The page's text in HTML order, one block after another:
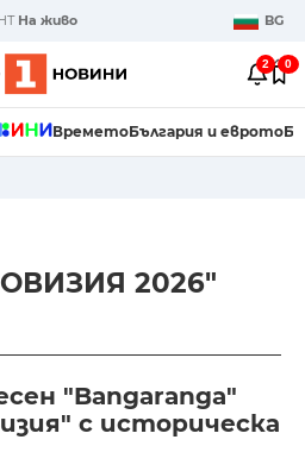
На живо BG
2 0
ВреметоБългария и еврото
2026"
"Bangaranga"
с историческа